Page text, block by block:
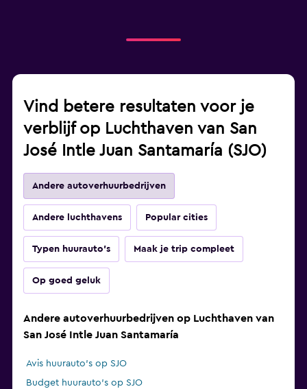
Vind betere resultaten voor je
verblijf op Luchthaven van San
José Intle Juan Santamaría (SJO)
Andere autoverhuurbedrijven
Andere luchthavens Popular cities
Typen huurauto's Maak je trip compleet
Op goed geluk
Andere autoverhuurbedrijven op Luchthaven van
San José Intle Juan Santamaría
Avis huurauto's op SJO
Budget huurauto's op SJO